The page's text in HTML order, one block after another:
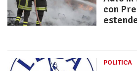
con
POLITICA